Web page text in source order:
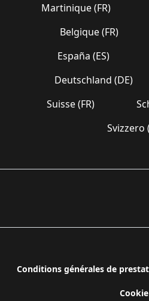
Martinique (FR)
Belgique (FR)
España (ES)
Deutschland (DE)
Suisse (FR)
Svizzero
Conditions générales de
Cookie